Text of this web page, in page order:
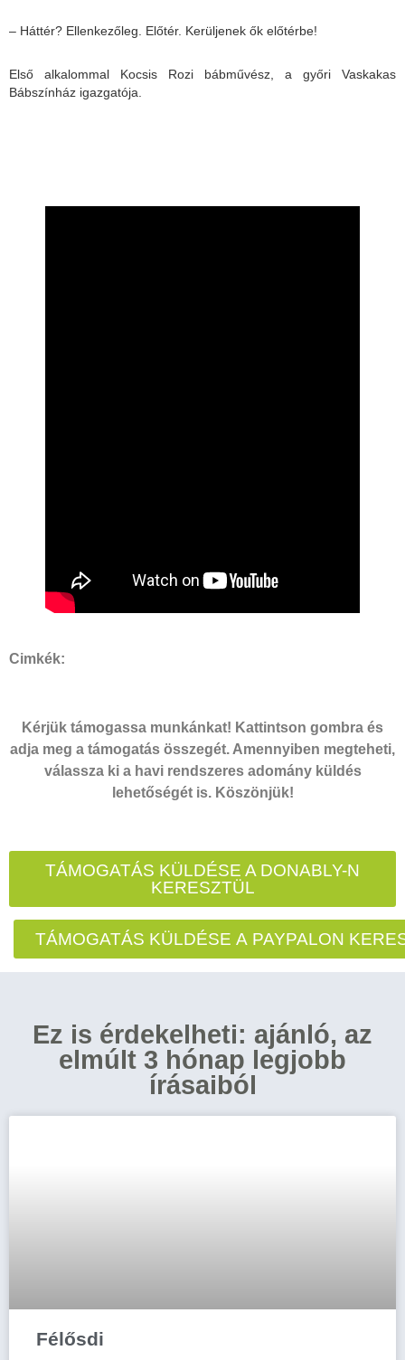
– Háttér? Ellenkezőleg. Előtér. Kerüljenek ők előtérbe!
Első alkalommal Kocsis Rozi bábművész, a győri Vaskakas
Bábszínház igazgatója.
Cimkék:
Kérjük támogassa munkánkat! Kattintson gombra és
adja meg a támogatás összegét. Amennyiben megteheti,
válassza ki a havi rendszeres adomány küldés
lehetőségét is. Köszönjük!
TÁMOGATÁS KÜLDÉSE A DONABLY-N
KERESZTÜL
TÁMOGATÁS KÜLDÉSE A PAYPALON
Ez is érdekelheti: ajánló, az
elmúlt 3 hónap legjobb
írásaiból
Félősdi